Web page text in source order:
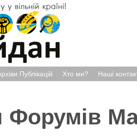
Публікацій Хто ми? Наші
Форумів